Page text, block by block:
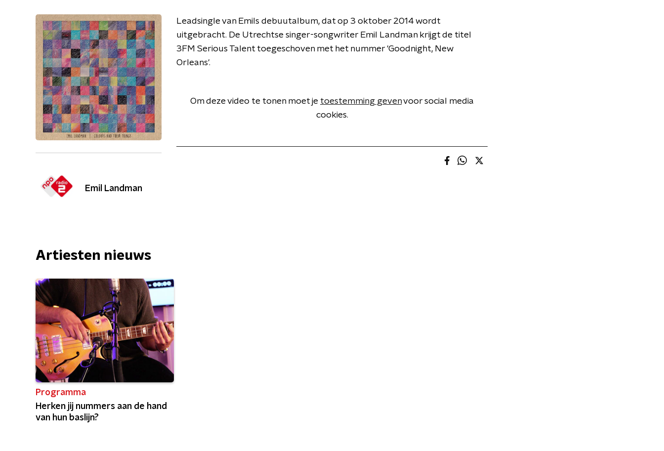
Emil Landman
Leadsingle van Emils debuutalbum, dat op 3 oktober 2014 wordt
uitgebracht. De Utrechtse singer-songwriter Emil Landman krijgt de titel
3FM Serious Talent toegeschoven met het nummer 'Goodnight, New
Orleans'.
Om deze video te tonen moet je toestemming gevenvoor social media
cookies.
Artiesten nieuws
Programma
Herken jij nummers aan de hand
van hun baslijn?